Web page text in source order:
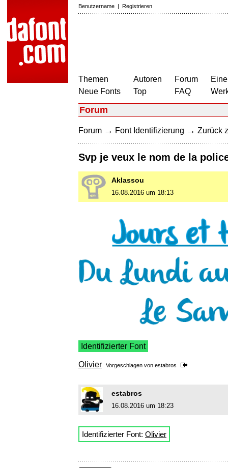
Benutzername | Registrieren
Themen
Neue Fonts
Autoren
Top
Forum
FAQ
Forum
Forum → Font Identifizierung → Zurück
Svp je veux le nom de la
Aklassou
16.08.2016 um 18:13
Identifizierter Font
Olivier Vorgeschlagen von estabros
estabros
16.08.2016 um 18:23
Identifizierter Font: Olivier